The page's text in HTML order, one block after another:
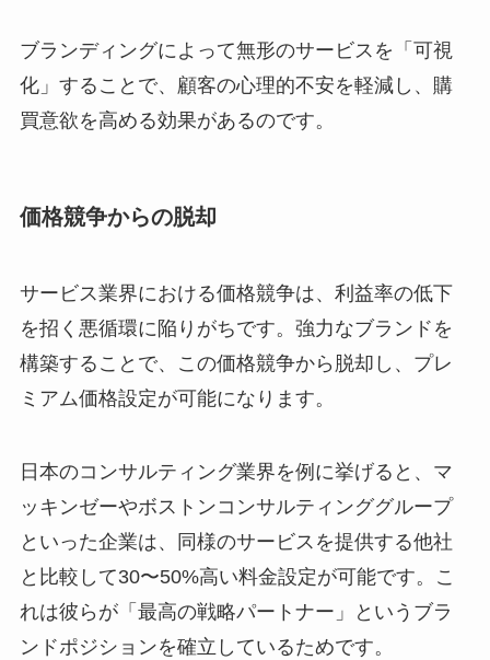
ブランディングによって無形のサービスを「可視
化」することで、顧客の心理的不安を軽減し、購
買意欲を高める効果があるのです。
価格競争からの脱却
サービス業界における価格競争は、利益率の低下
を招く悪循環に陥りがちです。強力なブランドを
構築することで、この価格競争から脱却し、プレ
ミアム価格設定が可能になります。
日本のコンサルティング業界を例に挙げると、マ
ッキンゼーやボストンコンサルティンググループ
といった企業は、同様のサービスを提供する他社
と比較して30〜50%高い料金設定が可能です。こ
れは彼らが「最高の戦略パートナー」というブラ
ンドポジションを確立しているためです。